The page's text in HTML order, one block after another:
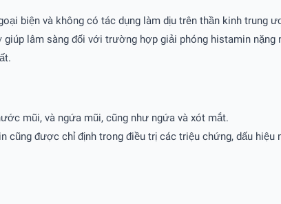
biện và không có tác dụng làm dịu trên thần kinh trung
lâm sàng đối với trường hợp giải phóng histamin nặng
mũi, và ngứa mũi, cũng như ngứa và xót mắt.
được chỉ định trong điều trị các triệu chứng, dấu hiệu